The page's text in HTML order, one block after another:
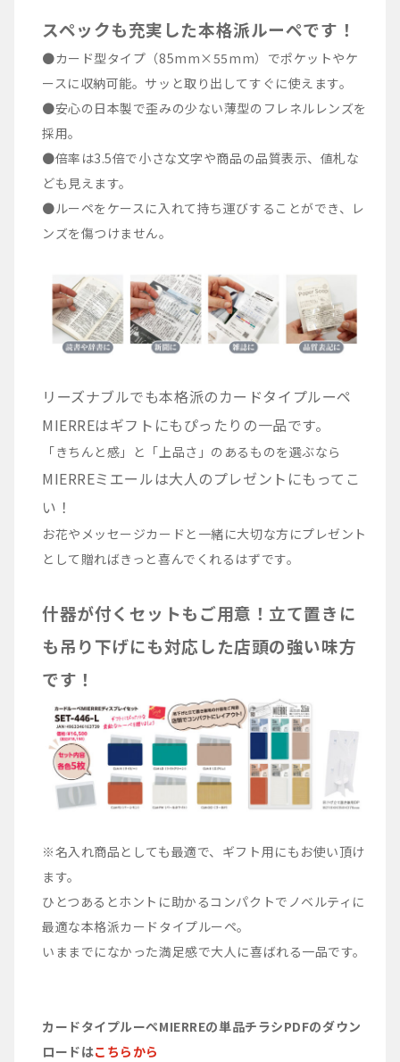
スペックも充実した本格派ルーペです！
●カード型タイプ（85mm×55mm）でポケットやケ
ースに収納可能。サッと取り出してすぐに使えます。
●安心の日本製で歪みの少ない薄型のフレネルレンズを
採用。
●倍率は3.5倍で小さな文字や商品の品質表示、値札な
ども見えます。
●ルーペをケースに入れて持ち運びすることができ、レ
ンズを傷つけません。
リーズナブルでも本格派のカードタイプルーペ
MIERREはギフトにもぴったりの一品です。
「きちんと感」と「上品さ」のあるものを選ぶなら
MIERREミエールは大人のプレゼントにもってこ
い！
お花やメッセージカードと一緒に大切な方にプレゼント
として贈ればきっと喜んでくれるはずです。
什器が付くセットもご用意！立て置きに
も吊り下げにも対応した店頭の強い味方
です！
※名入れ商品としても最適で、ギフト用にもお使い頂け
ます。
ひとつあるとホントに助かるコンパクトでノベルティに
最適な本格派カードタイプルーペ。
いままでになかった満足感で大人に喜ばれる一品です。
カードタイプルーペMIERREの単品チラシPDFのダウン
ロードはこちらから